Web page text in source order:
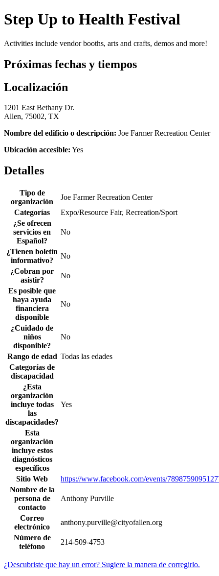
Step Up to Health Festival
Activities include vendor booths, arts and crafts, demos and more!
Próximas fechas y tiempos
Localización
1201 East Bethany Dr.
Allen, 75002, TX
Nombre del edificio o descripción: Joe Farmer Recreation Center
Ubicación accesible: Yes
Detalles
Tipo de
organización
Joe Farmer Recreation Center
Categorías
Expo/Resource Fair, Recreation/Sport
¿Se ofrecen
servicios en
Español?
No
¿Tienen boletín
informativo?
No
¿Cobran por
asistir?
No
Es posible que
haya ayuda
financiera
disponible
No
¿Cuidado de
niños
disponible?
No
Rango de edad Todas las edades
Categorías de
discapacidad
¿Esta
organización
incluye todas
las
discapacidades?
Yes
Esta
organización
incluye estos
diagnósticos
específicos
Sitio Web
https://www.facebook.com/events/
Nombre de la
persona de
contacto
Anthony Purville
Correo
electrónico
anthony.purville@cityofallen.org
Número de
teléfono
214-509-4753
¿Descubriste que hay un error? Sugiere la manera de corregirlo.